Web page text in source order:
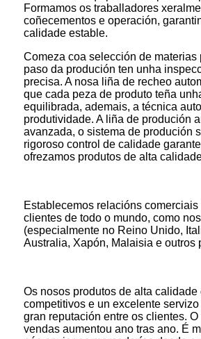
Formamos os traballadores
coñecementos e operación,
calidade estable.
Comeza coa selección de materias
paso da produción ten unha
precisa. A nosa liña de recheo
que cada peza de produto teña
equilibrada, ademais, a técnica
produtividade. A liña de produción
avanzada, o sistema de produción
rigoroso control de calidade
ofrezamos produtos de alta
Establecemos relacións comerciais
clientes de todo o mundo, como
(especialmente no Reino Unido,
Australia, Xapón, Malaisia ​​e outros
Os nosos produtos de alta calidade
competitivos e un excelente
gran reputación entre os clientes.
vendas aumentou ano tras ano. É